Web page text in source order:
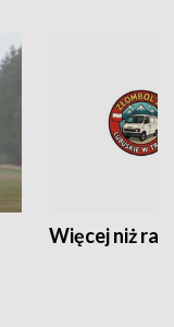
Więcej niż rajd